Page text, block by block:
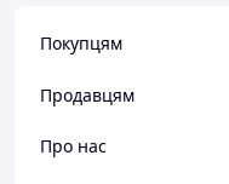
Покупцям
Продавцям
Про нас